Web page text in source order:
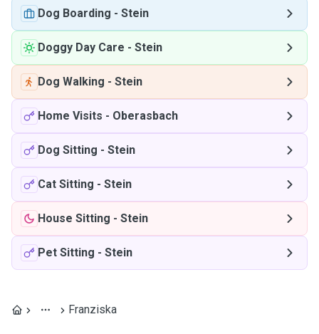
Dog Boarding - Stein
Doggy Day Care - Stein
Dog Walking - Stein
Home Visits - Oberasbach
Dog Sitting - Stein
Cat Sitting - Stein
House Sitting - Stein
Pet Sitting - Stein
Franziska